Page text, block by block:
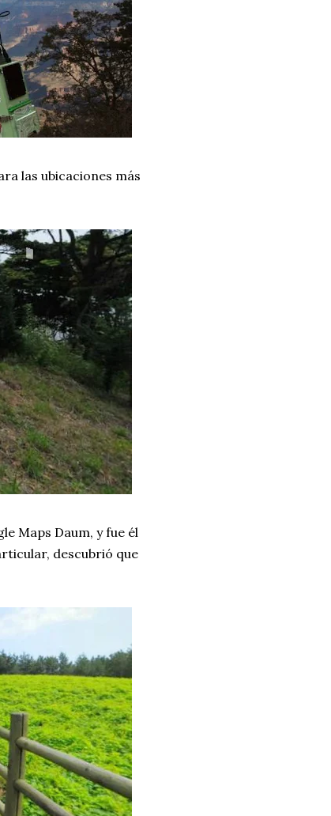
las ubicaciones más
Maps Daum, y fue él
descubrió que